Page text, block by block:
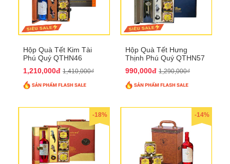
Hộp Quà Tết Kim Tài
Phú Quý QTHN46
1,210,000đ 1,410,000₫
Hộp Quà Tết Hưng
Thịnh Phú Quý QTHN57
990,000đ 1,290,000₫
-18% -14%